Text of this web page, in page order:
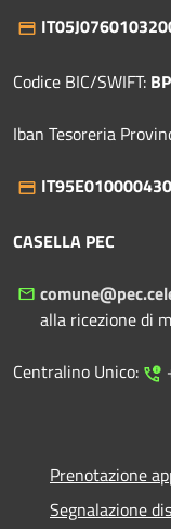
Codice BIC/SWIFT:
Iban Tesoreria
CASELLA PEC
alla ricezione di
Centralino Unico:
Prenotazione
Segnalazione